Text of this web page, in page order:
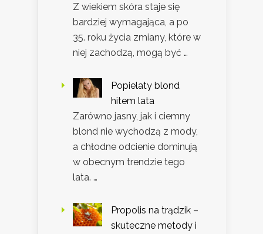
Z wiekiem skóra staje się
bardziej wymagająca, a po
35. roku życia zmiany, które w
niej zachodzą, mogą być …
Popielaty blond
hitem lata
Zarówno jasny, jak i ciemny
blond nie wychodzą z mody,
a chłodne odcienie dominują
w obecnym trendzie tego
lata. …
Propolis na trądzik –
skuteczne metody i